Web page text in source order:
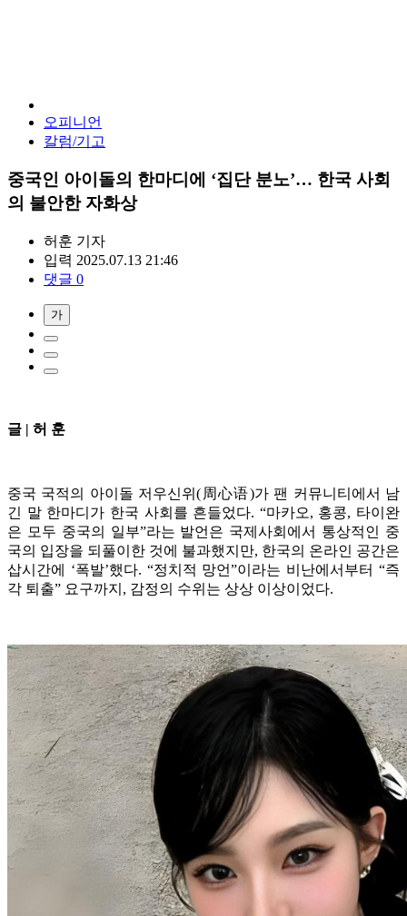
오피니언
칼럼/기고
중국인 아이돌의 한마디에 ‘집단 분노’… 한국 사회
의 불안한 자화상
허훈 기자
입력 2025.07.13 21:46
댓글 0
가
글 | 허 훈
중국 국적의 아이돌 저우신위(周心语)가 팬 커뮤니티에서 남
긴 말 한마디가 한국 사회를 흔들었다. “마카오, 홍콩, 타이완
은 모두 중국의 일부”라는 발언은 국제사회에서 통상적인 중
국의 입장을 되풀이한 것에 불과했지만, 한국의 온라인 공간은
삽시간에 ‘폭발’했다. “정치적 망언”이라는 비난에서부터 “즉
각 퇴출” 요구까지, 감정의 수위는 상상 이상이었다.